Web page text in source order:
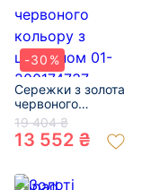
-30%
Сережки з золота
червоного
кольору з
цирконом 01-
200174737
19 404 ₴
13 552 ₴